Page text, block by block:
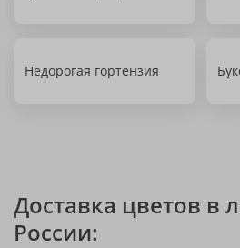
Недорогая гортензия
Доставка цветов в
России: